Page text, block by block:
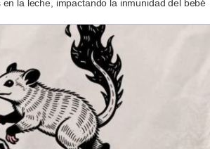
la leche, impactando la inmunidad del bebé